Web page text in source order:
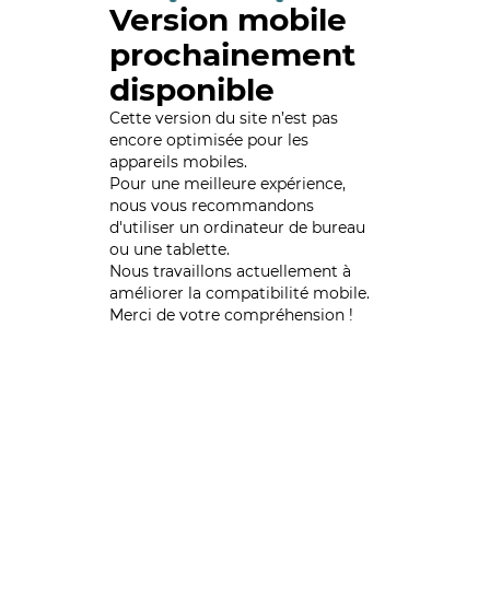
Version mobile
prochainement
disponible
Cette version du site n’est pas
encore optimisée pour les
appareils mobiles.
Pour une meilleure expérience,
nous vous recommandons
d'utiliser un ordinateur de bureau
ou une tablette.
Nous travaillons actuellement à
améliorer la compatibilité mobile.
Merci de votre compréhension !